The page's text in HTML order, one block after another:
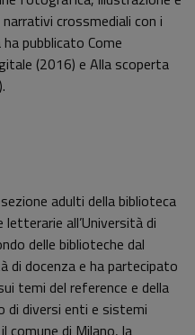
crossmediali con i
pubblicato Come
(2016) e Alla scoperta
adulti della biblioteca
all’Università di
delle biblioteche dal
docenza e ha partecipato
temi del reference e della
di diversi enti e sistemi
comune di Milano, la